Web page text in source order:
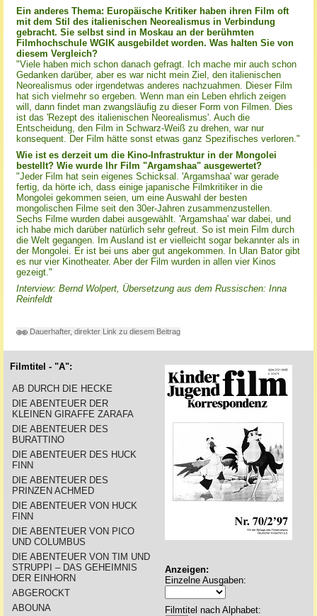
Ein anderes Thema: Europäische Kritiker haben ihren Film oft
mit dem Stil des italienischen Neorealismus in Verbindung
gebracht. Sie selbst sind in Moskau an der berühmten
Filmhochschule WGIK ausgebildet worden. Was halten Sie von
diesem Vergleich?
"Viele haben mich schon danach gefragt. Ich mache mir auch schon
Gedanken darüber, aber es war nicht mein Ziel, den italienischen
Neorealismus oder irgendetwas anderes nachzuahmen. Dieser Film
hat sich vielmehr so ergeben. Wenn man ein Leben ehrlich zeigen
will, dann findet man zwangsläufig zu dieser Form von Filmen. Dies
ist das 'Rezept des italienischen Neorealismus'. Auch die
Entscheidung, den Film in Schwarz-Weiß zu drehen, war nur
konsequent. Der Film hätte sonst etwas ganz Spezifisches verloren."
Wie ist es derzeit um die Kino-Infrastruktur in der Mongolei
bestellt? Wie wurde Ihr Film "Argamshaa" ausgewertet?
"Jeder Film hat sein eigenes Schicksal. 'Argamshaa' war gerade
fertig, da hörte ich, dass einige japanische Filmkritiker in die
Mongolei gekommen seien, um eine Auswahl der besten
mongolischen Filme seit den 30er-Jahren zusammenzustellen.
Sechs Filme wurden dabei ausgewählt. 'Argamshaa' war dabei, und
ich habe mich darüber natürlich sehr gefreut. So ist mein Film durch
die Welt gegangen. Im Ausland ist er vielleicht sogar bekannter als in
der Mongolei. Er ist bei uns aber gut angekommen. In Ulan Bator gibt
es nur vier Kinotheater. Aber der Film wurden in allen vier Kinos
gezeigt."
Interview: Bernd Wolpert, Übersetzung aus dem Russischen: Inna
Reinfeldt
Dauerhafter, direkter Link zu diesem Beitrag
Filmtitel - "A":
AB DURCH DIE HECKE
DIE ABENTEUER DER
KLEINEN GIRAFFE ZARAFA
DIE ABENTEUER DES
BURATTINO
DIE ABENTEUER DES HUCK
FINN
DIE ABENTEUER DES
PRINZEN ACHMED
DIE ABENTEUER VON HUCK
FINN
DIE ABENTEUER VON PICO
UND COLUMBUS
DIE ABENTEUER VON TIM UND
STRUPPI – DAS GEHEIMNIS
DER EINHORN
ABGEROCKT
ABOUNA
Anzeigen:
Einzelne Ausgaben:
Filmtitel nach Alphabet: